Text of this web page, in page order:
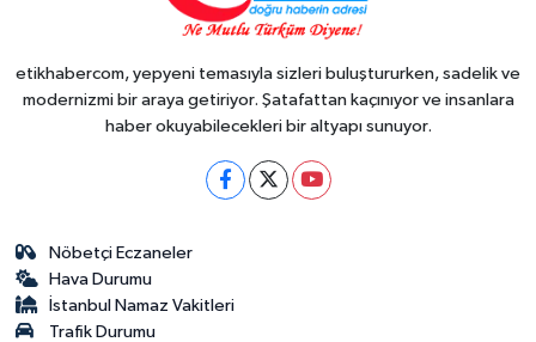
etikhabercom, yepyeni temasıyla sizleri buluştururken, sadelik ve
modernizmi bir araya getiriyor. Şatafattan kaçınıyor ve insanlara
haber okuyabilecekleri bir altyapı sunuyor.
Nöbetçi Eczaneler
Hava Durumu
İstanbul Namaz Vakitleri
Trafik Durumu